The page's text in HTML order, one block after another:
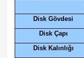
Disk Gövdesi
Disk Çapı
Disk Kalınlığı